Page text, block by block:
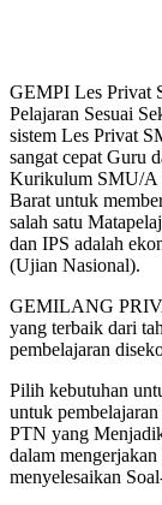
GEMPI Les Privat
Pelajaran Sesuai
sistem Les Privat
sangat cepat Guru
Kurikulum SMU/A
Barat untuk
salah satu
dan IPS adalah
(Ujian Nasional).
GEMILANG
yang terbaik dari
pembelajaran
Pilih kebutuhan
untuk
PTN yang
dalam
menyelesaikan